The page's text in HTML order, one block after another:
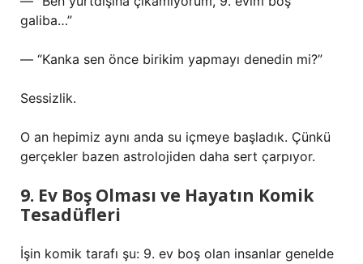
galiba…”
— “Kanka sen önce birikim yapmayı denedin mi?”
Sessizlik.
O an hepimiz aynı anda su içmeye başladık. Çünkü
gerçekler bazen astrolojiden daha sert çarpıyor.
9. Ev Boş Olması ve Hayatın Komik
Tesadüfleri
İşin komik tarafı şu: 9. ev boş olan insanlar genelde